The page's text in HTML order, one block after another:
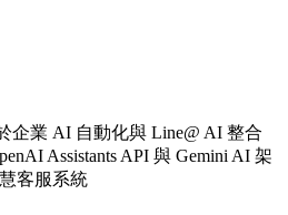
企業 AI 自動化與 Line@ AI 整合
Assistants API 與 Gemini AI 架
客服系統